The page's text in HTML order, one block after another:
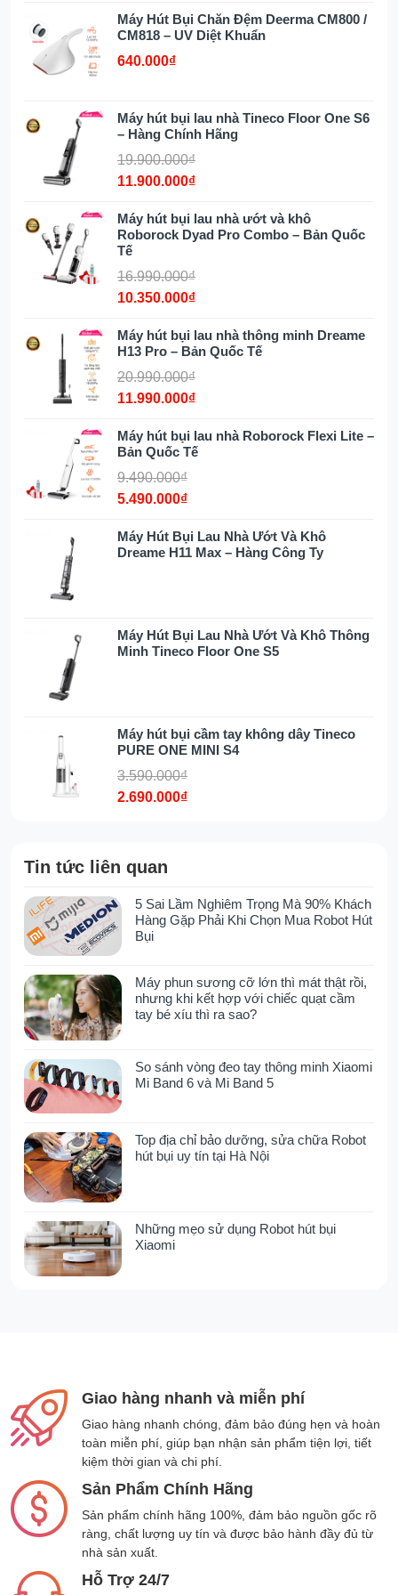
Diệt khuẩn tối ưu với công nghệ
HyperSteam 140°C
Công nghệ HyperStretch cho khả năng
Hệ thống tách nước bẩn 3 khoang thông
minh
DualBlock – Giải pháp chống rối tóc, lông
thú cưng hiệu quả
sạch tối ưu
Công nghệ Tineco MHCBS™ cung cấp
nước đều đặn cho chổi lau
Tự động vệ sinh và sấy khô với hệ thống
FlashDry
Chổi lăn đảo chiều và làm sạch 3 mặt
Kết nối ứng dụng thông minh, kiểm soát
trong tầm tay
Diệt khuẩn tối ưu với công nghệ
HyperSteam 140°C
được chuyển hóa thành hơi siêu nóng chỉ
trong tích tắc và giữ nhiệt độ ổn định trên
99°C. Hơi nước nóng dễ dàng thẩm thấu vào
từng kẽ hở, nhanh chóng hòa tan và loại bỏ
các vết bẩn khô cứng, đồng thời khử khuẩn
lên đến 99.99%, đảm bảo không gian sống
luôn an toàn cho gia đình bạn. Ở chế độ
Steam, máy hoạt động liên tục 30 phút, đủ thời
nhà mà không cần dừng giữa chừng.
Công nghệ bánh xe AI điều hướng
Nhờ có hệ thống bánh xe AI mô phỏng vi sai ô
tô, Tineco Floor One S9 Artist Steam có khả
năng xoay và rẽ linh hoạt 360°, dễ dàng vượt
qua chướng ngại vật và làm sạch ở mọi ngóc
ngách. Công nghệ AI còn tự động điều chỉnh
tốc độ từng bánh xe theo thời gian thực, giúp
máy vận hành trơn tru, tiết kiệm sức lực người
dùng. Khi đẩy hoặc kéo, hai bánh xe sẽ quay
đồng tốc, giảm tối đa lực cầm nắm và mang lại
trải nghiệm dọn dẹp êm ái hơn bao giờ hết.
Thiết kế xoay linh hoạt – Làm sạch
mọi góc nhỏ
Máy hút bụi lau nhà Tineco Floor One S9 Artist
Steam có khả năng xoay 90°, dễ dàng len lỏi
làm sạch quanh đồ nội thất và các khu vực
chật hẹp. Ngoài ra, khả năng xoay 45° giúp
giảm 25% lực cầm tay, giúp người dùng điều
khiển máy nhẹ nhàng hơn. Đặc biệt, bình
Công nghệ HyperStretch cho khả
năng ngả phẳng 180°
Với công nghệ HyperStretch, Tineco Floor
One S9 Artist Steam có thể ngả phẳng 180° và
sở hữu thân máy chỉ dày 12.85 cm, dễ dàng
tiếp cận các khu vực thấp như gầm giường,
tủ, sofa – nơi thường bị bỏ sót khi vệ sinh. Giờ
đây, bạn có thể làm sạch mọi ngóc ngách mà
Máy Hút Bụi Chăn Đệm Deerma CM800 /
CM818 – UV Diệt Khuẩn
640.000₫
Máy hút bụi lau nhà Tineco Floor One S6
– Hàng Chính Hãng
19.900.000₫
11.900.000₫
Máy hút bụi lau nhà ướt và khô
Roborock Dyad Pro Combo – Bản Quốc
Tế
16.990.000₫
10.350.000₫
Máy hút bụi lau nhà thông minh Dreame
H13 Pro – Bản Quốc Tế
20.990.000₫
11.990.000₫
Máy hút bụi lau nhà Roborock Flexi Lite –
Bản Quốc Tế
9.490.000₫
5.490.000₫
Máy Hút Bụi Lau Nhà Ướt Và Khô
Dreame H11 Max – Hàng Công Ty
Máy Hút Bụi Lau Nhà Ướt Và Khô Thông
Minh Tineco Floor One S5
Máy hút bụi cầm tay không dây Tineco
PURE ONE MINI S4
3.590.000₫
2.690.000₫
Tin tức liên quan
5 Sai Lầm Nghiêm Trọng Mà 90% Khách
Hàng Gặp Phải Khi Chọn Mua Robot Hút
Bụi
Máy phun sương cỡ lớn thì mát thật rồi,
nhưng khi kết hợp với chiếc quạt cầm
tay bé xíu thì ra sao?
So sánh vòng đeo tay thông minh Xiaomi
Mi Band 6 và Mi Band 5
Top địa chỉ bảo dưỡng, sửa chữa Robot
hút bụi uy tín tại Hà Nội
Những mẹo sử dụng Robot hút bụi
Xiaomi
Giao hàng nhanh và miễn phí
Giao hàng nhanh chóng, đảm bảo đúng hẹn và hoàn
toàn miễn phí, giúp bạn nhận sản phẩm tiện lợi, tiết
kiệm thời gian và chi phí.
Sản Phẩm Chính Hãng
Sản phẩm chính hãng 100%, đảm bảo nguồn gốc rõ
ràng, chất lượng uy tín và được bảo hành đầy đủ từ
nhà sản xuất.
Hỗ Trợ 24/7